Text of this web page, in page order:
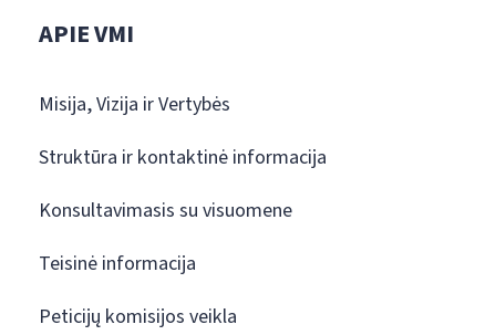
APIE VMI
Misija, Vizija ir Vertybės
Struktūra ir kontaktinė informacija
Konsultavimasis su visuomene
Teisinė informacija
Peticijų komisijos veikla